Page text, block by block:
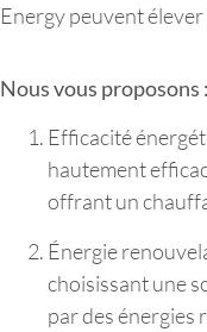
Energy peuvent
Nous vous proposons :
Efficacité
hautement
offrant un
Énergie
choisissant une
par des énergies